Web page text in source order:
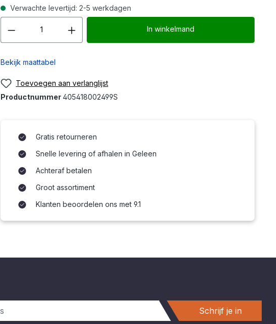
Verwachte levertijd: 2-5 werkdagen
Producthoeveelheid: Voer de
In winkelmand
Bekijk maattabel
Toevoegen aan verlanglijst
Productnummer405418002499S
Gratis retourneren
Snelle levering of afhalen in Geleen
Achteraf betalen
Groot assortiment
Klanten beoordelen ons met 9.1
Schrijf je in